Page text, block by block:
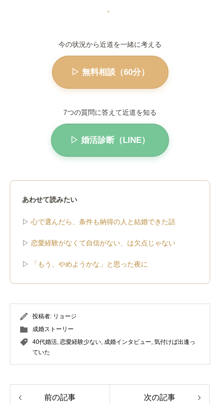
＊
今の状況から近道を一緒に考える
▷ 無料相談（60分）
7つの質問に答えて近道を知る
▷ 婚活診断（LINE）
あわせて読みたい
▷ 心で選んだら、条件も納得の人と結婚できた話
▷ 恋愛経験がなくて自信がない、は欠点じゃない
▷ 「もう、やめようかな」と思った夜に
投稿者: リョージ
成婚ストーリー
40代婚活, 恋愛経験少ない, 成婚インタビュー, 気付けば出逢っ
ていた
前の記事 次の記事